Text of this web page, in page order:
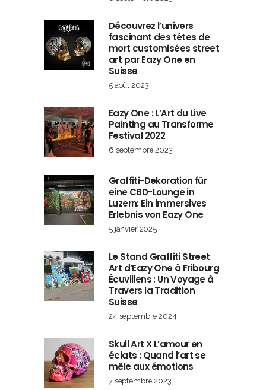
Découvrez l’univers
fascinant des têtes de
mort customisées street
art par Eazy One en
Suisse
5 août 2023
Eazy One : L’Art du Live
Painting au Transforme
Festival 2022
6 septembre 2023
Graffiti-Dekoration für
eine CBD-Lounge in
Luzern: Ein immersives
Erlebnis von Eazy One
5 janvier 2025
Le Stand Graffiti Street
Art d’Eazy One à Fribourg
Écuvillens : Un Voyage à
Travers la Tradition
Suisse
24 septembre 2024
Skull Art X L’amour en
éclats : Quand l’art se
mêle aux émotions
7 septembre 2023